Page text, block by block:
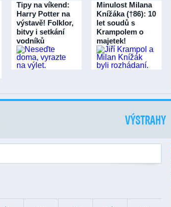
Tipy na víkend:
Harry Potter na
výstavě! Folklor,
bitvy i setkání
vodníků
Minulost Milana
Knížáka (†86): 10
let soudů s
Krampolem o
majetek!
VÝSTRAHY